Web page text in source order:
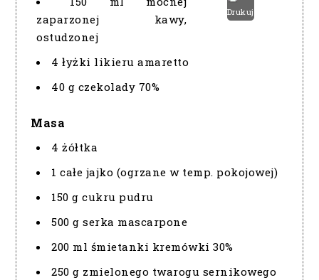
Drukuj
zaparzonej kawy,
ostudzonej
4 łyżki likieru amaretto
40 g czekolady 70%
Masa
4 żółtka
1 całe jajko (ogrzane w temp. pokojowej)
150 g cukru pudru
500 g serka mascarpone
200 ml śmietanki kremówki 30%
250 g zmielonego twarogu sernikowego